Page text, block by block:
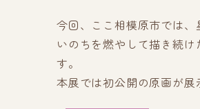
今回、ここ相模原市では、
いのちを燃やして描き続
す。
本展では初公開の原画が展